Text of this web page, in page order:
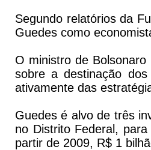
Segundo relatórios da
Guedes como
O ministro de
sobre a destinação
ativamente das
Guedes é alvo de três
no Distrito Federal,
partir de 2009, R$ 1